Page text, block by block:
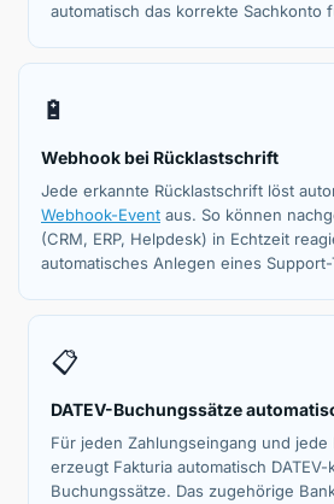
automatisch das korrekte Sachkonto
🔋
Webhook bei Rücklastschrift
Jede erkannte Rücklastschrift löst
Webhook-Event aus. So können
(CRM, ERP, Helpdesk) in Echtzeit
automatisches Anlegen eines
📋
DATEV-Buchungssätze
Für jeden Zahlungseingang und jede
erzeugt Fakturia automatisch
Buchungssätze. Das zugehörige